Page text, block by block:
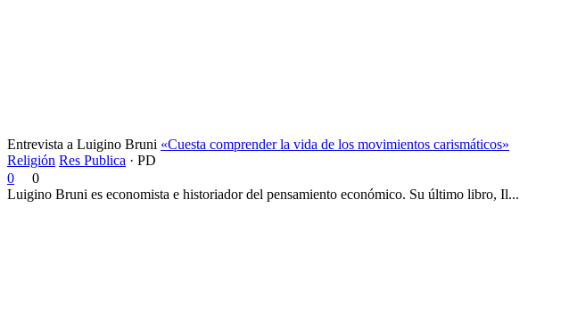
Entrevista a Luigino Bruni «Cuesta comprender la vida de los movimientos carismáticos»
Religión Res Publica · PD
0
0
Luigino Bruni es economista e historiador del pensamiento económico. Su último libro, Il...